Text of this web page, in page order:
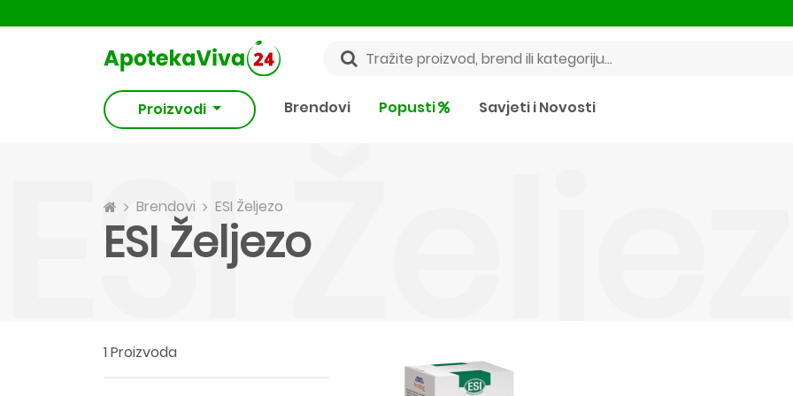
Proizvodi Brendovi Popusti Savjeti i Novosti
Brendovi ESI Željezo
ESI Željezo
ESI
1 Proizvoda